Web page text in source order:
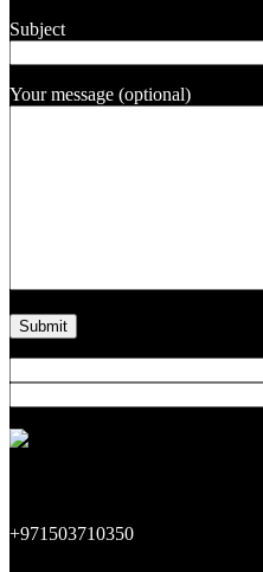
Subject
Your message (optional)
+971503710350